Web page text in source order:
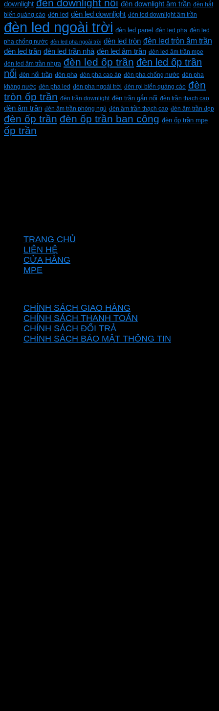
downlight đèn downlight nổi đèn downlight âm trần đèn hắt
biển quảng cáo đèn led đèn led downlight đèn led downlight âm trần
đèn led ngoài trời đèn led panel đèn led pha đèn led
pha chống nước đèn led pha ngoài trời đèn led tròn đèn led tròn âm trần
đèn led trần đèn led trần nhà đèn led âm trần đèn led âm trần mpe
đèn led âm trần nhựa đèn led ốp trần đèn led ốp trần
nổi đèn nổi trần đèn pha đèn pha cao áp đèn pha chống nước đèn pha
kháng nước đèn pha led đèn pha ngoài trời đèn rọi biển quảng cáo đèn
tròn ốp trần đèn trần downlight đèn trần gắn nổi đèn trần thạch cao
đèn âm trần đèn âm trần phòng ngủ đèn âm trần thạch cao đèn âm trần đẹp
đèn ốp trần đèn ốp trần ban công đèn ốp trần mpe
ốp trần
TRANG CHỦ
LIÊN HỆ
CỬA HÀNG
MPE
CHÍNH SÁCH GIAO HÀNG
CHÍNH SÁCH THANH TOÁN
CHÍNH SÁCH ĐỔI TRẢ
CHÍNH SÁCH BẢO MẬT THÔNG TIN